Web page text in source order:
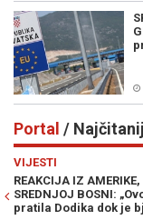
Portal /
VIJESTI
REAKCIJA IZ
SREDNJOJ BOSNI:
pratila Dodika dok je